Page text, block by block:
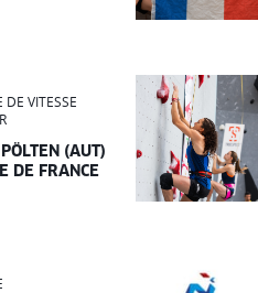
DE VITESSE
(AUT)
DE FRANCE